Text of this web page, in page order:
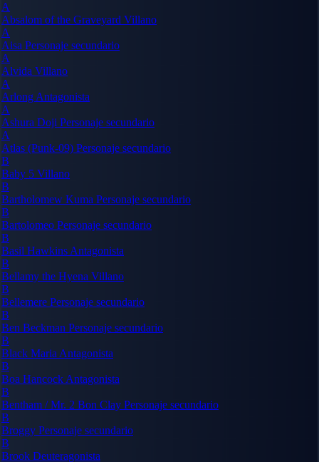
A
Absalom of the Graveyard Villano
A
Aisa Personaje secundario
A
Alvida Villano
A
Arlong Antagonista
A
Ashura Doji Personaje secundario
A
Atlas (Punk-09) Personaje secundario
B
Baby 5 Villano
B
Bartholomew Kuma Personaje secundario
B
Bartolomeo Personaje secundario
B
Basil Hawkins Antagonista
B
Bellamy the Hyena Villano
B
Bellemere Personaje secundario
B
Ben Beckman Personaje secundario
B
Black Maria Antagonista
B
Boa Hancock Antagonista
B
Bentham / Mr. 2 Bon Clay Personaje secundario
B
Broggy Personaje secundario
B
Brook Deuteragonista